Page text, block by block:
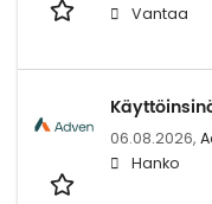
Vantaa
06.08.2026,
Hanko